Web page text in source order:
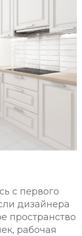
с первого
дизайнера
пространство
рабочая